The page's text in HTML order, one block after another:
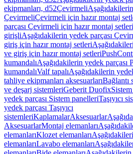
ekipmanları, d52Çevirmeli
ÇevirmeliÇevirmeli için hazır montaj
parçası Çevirmeli için hazır montaj setleri
girişliAşağıdakilerin yedek parçası
giriş için hazır montaj setleri
ve giriş için hazır montaj setleri
kumandalıAşağıdakilerin yedek parçası
kumandalıValf tapalıAşağıdakilerin
tahliye ekipmanları aksesuarlarıBağlantı
ve deşarj sistemleriGeberit Duofix
yedek parçası Sistem panelleriTaşıyıcı
yedek parçası Taşıyıcı
sistemleriKaplamalarAksesuarlar
AksesuarlarMontaj elemanları
elemanlarıKlozet elemanları
elemanlarıLavabo elemanları